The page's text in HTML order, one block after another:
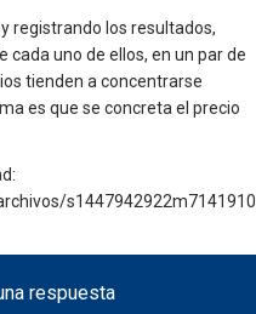
registrando los resultados,
cada uno de ellos, en un par de
tienden a concentrarse
es que se concreta el precio
s1447942922m7141910
respuesta